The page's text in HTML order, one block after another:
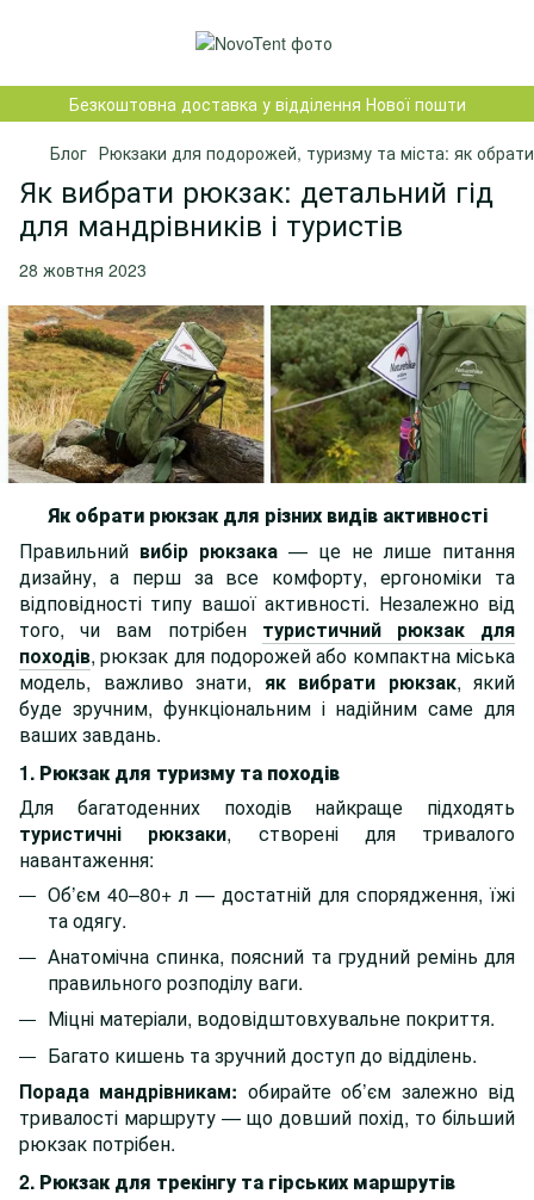
Безкоштовна доставка у відділення Нової пошти
Блог Рюкзаки для подорожей, туризму та міста: як
Як вибрати рюкзак: детальний гід
для мандрівників і туристів
28 жовтня 2023
Як обрати рюкзак для різних видів активності
Правильний вибір рюкзака — це не лише питання
дизайну, а перш за все комфорту, ергономіки та
відповідності типу вашої активності. Незалежно від
того, чи вам потрібен туристичний рюкзак для
походів, рюкзак для подорожей або компактна міська
модель, важливо знати, як вибрати рюкзак, який
буде зручним, функціональним і надійним саме для
ваших завдань.
1. Рюкзак для туризму та походів
Для багатоденних походів найкраще підходять
туристичні рюкзаки, створені для тривалого
навантаження:
Об’єм 40–80+ л — достатній для спорядження, їжі
та одягу.
Анатомічна спинка, поясний та грудний ремінь для
правильного розподілу ваги.
Міцні матеріали, водовідштовхувальне покриття.
Багато кишень та зручний доступ до відділень.
Порада мандрівникам: обирайте об’єм залежно від
тривалості маршруту — що довший похід, то більший
рюкзак потрібен.
2. Рюкзак для трекінгу та гірських маршрутів